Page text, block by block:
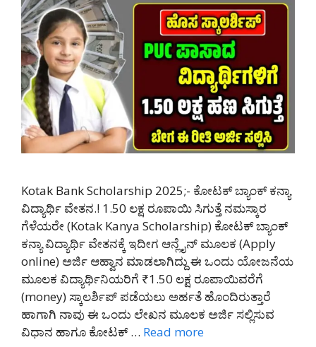
Kotak Bank Scholarship 2025;- ಕೋಟಕ್ ಬ್ಯಾಂಕ್ ಕನ್ಯಾ
ವಿದ್ಯಾರ್ಥಿ ವೇತನ.! 1.50 ಲಕ್ಷ ರೂಪಾಯಿ ಸಿಗುತ್ತೆ ನಮಸ್ಕಾರ
ಗೆಳೆಯರೇ (Kotak Kanya Scholarship) ಕೋಟಕ್ ಬ್ಯಾಂಕ್
ಕನ್ಯಾ ವಿದ್ಯಾರ್ಥಿ ವೇತನಕ್ಕೆ ಇದೀಗ ಆನ್ಲೈನ್ ಮೂಲಕ (Apply
online) ಅರ್ಜಿ ಆಹ್ವಾನ ಮಾಡಲಾಗಿದ್ದು ಈ ಒಂದು ಯೋಜನೆಯ
ಮೂಲಕ ವಿದ್ಯಾರ್ಥಿನಿಯರಿಗೆ ₹1.50 ಲಕ್ಷ ರೂಪಾಯಿವರೆಗೆ
(money) ಸ್ಕಾಲರ್ಶಿಪ್ ಪಡೆಯಲು ಅರ್ಹತೆ ಹೊಂದಿರುತ್ತಾರೆ
ಹಾಗಾಗಿ ನಾವು ಈ ಒಂದು ಲೇಖನ ಮೂಲಕ ಅರ್ಜಿ ಸಲ್ಲಿಸುವ
ವಿಧಾನ ಹಾಗೂ ಕೋಟಕ್ … Read more